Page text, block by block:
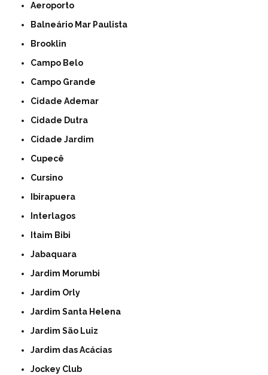
Aeroporto
Balneário Mar Paulista
Brooklin
Campo Belo
Campo Grande
Cidade Ademar
Cidade Dutra
Cidade Jardim
Cupecê
Cursino
Ibirapuera
Interlagos
Itaim Bibi
Jabaquara
Jardim Morumbi
Jardim Orly
Jardim Santa Helena
Jardim São Luiz
Jardim das Acácias
Jockey Club